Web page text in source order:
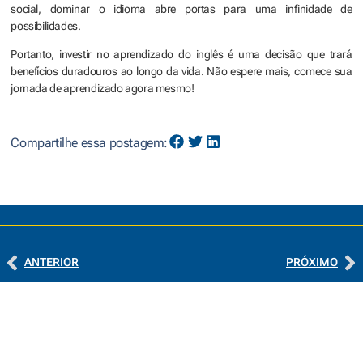
social, dominar o idioma abre portas para uma infinidade de
possibilidades.
Portanto, investir no aprendizado do inglês é uma decisão que trará
benefícios duradouros ao longo da vida. Não espere mais, comece sua
jornada de aprendizado agora mesmo!
Compartilhe essa postagem:
ANTERIOR PRÓXIMO